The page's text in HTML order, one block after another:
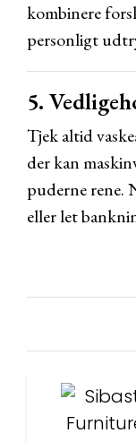
kombinere
personligt
5.
Tjek altid
der kan
puderne
eller let